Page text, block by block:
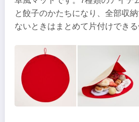
と餃子のかたちになり、全部収
ないときはまとめて片付けできる